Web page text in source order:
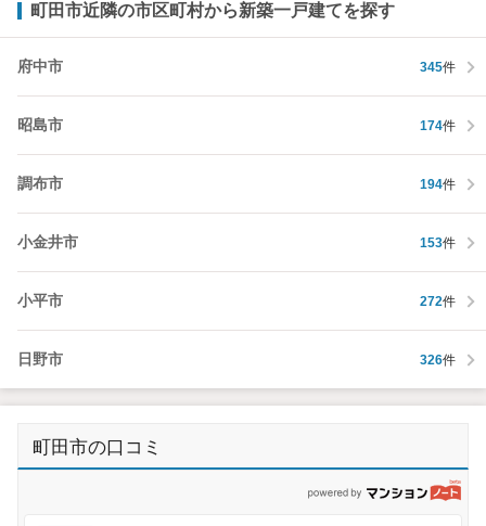
町田市近隣の市区町村から新築一戸建てを探す
府中市 345件
昭島市 174件
調布市 194件
小金井市 153件
小平市 272件
日野市 326件
町田市の口コミ